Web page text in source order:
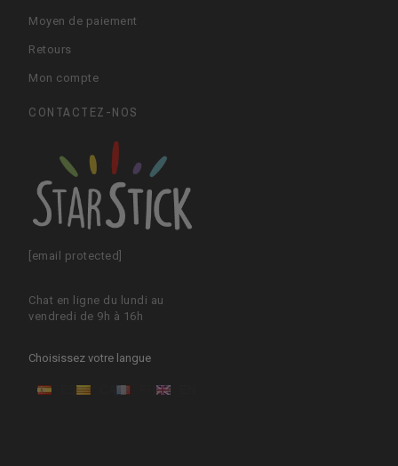
Moyen de paiement
Retours
Mon compte
CONTACTEZ-NOS
[email protected]
Chat en ligne du lundi au
vendredi de 9h à 16h
Choisissez votre langue
ES CA FR